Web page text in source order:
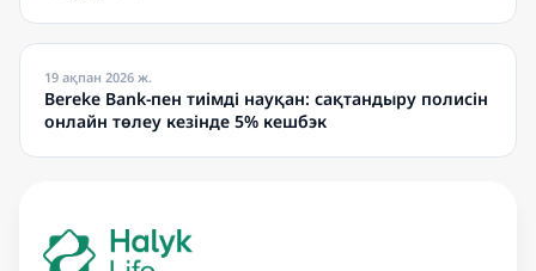
19 ақпан 2026 ж.
Bereke Bank-пен тиімді науқан: сақтандыру полисін
онлайн төлеу кезінде 5% кешбэк